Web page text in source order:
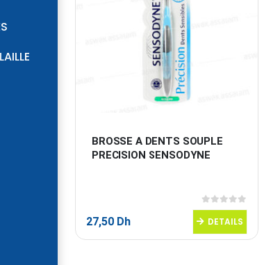
BROSSE A DENTS SOUPLE
PRECISION SENSODYNE
0sur 5
27,50 Dh DETAILS